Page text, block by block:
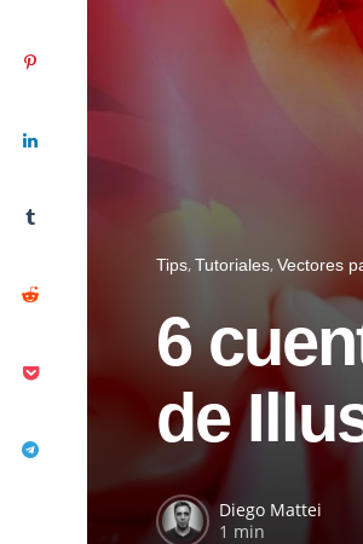
Tips Tutoriales Vectores
6
de
Diego Mattei
1 min